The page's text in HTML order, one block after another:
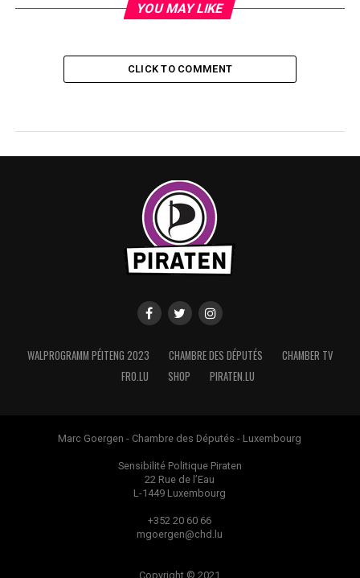
YOU MAY LIKE
CLICK TO COMMENT
WALPROGRAMM PÉITENG 2023 CHAMBRE DES DÉPUTÉS
CHAMBER TV
FRO.LU
SHOP PIRATEN.LU
Marc Goergen - Chambre des Députés - Luxembourg
Sensibilité Politique Piraten
22 Rue de l’Eau
L-1449 Luxembourg
+352 20 60 66
mgoergen@chd.lu
Copyright © 2021